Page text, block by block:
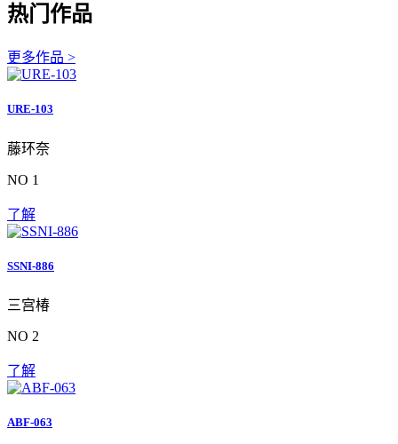
热门作品
更多作品 >
URE-103
藤环奈
NO 1
了解
SSNI-886
三宫椿
NO 2
了解
ABF-063